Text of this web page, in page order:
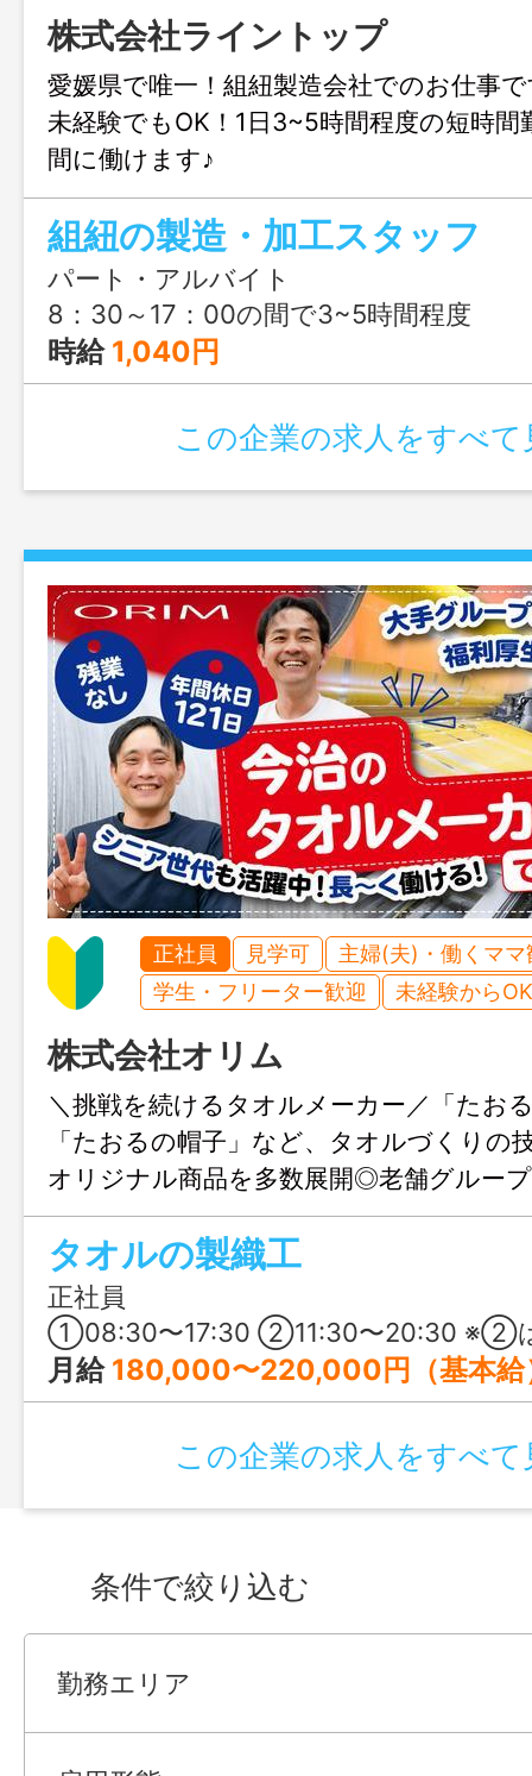
株式会社ライントップ
愛媛県で唯一！組紐製造会社でのお仕事
未経験でもOK！1日3~5時間程度の短時間
間に働けます♪
組紐の製造・加工スタッフ
パート・アルバイト
8：30～17：00の間で3~5時間程度
時給 1,040円
この企業の求人をすべて
正社員 見学可
主婦(夫)・働くママ
学生・フリーター歓迎
未経験からOK
株式会社オリム
＼挑戦を続けるタオルメーカー／「たお
「たおるの帽子」など、タオルづくりの
オリジナル商品を多数展開◎老舗グルー
基盤をもちながら、新しい商品づくりに
レンジしている企業です。年間休日121
プライベートも充実♪ものづくりに興味
ことに挑戦したい方にピッタリの職場で
タオルの製織工
正社員
①08:30〜17:30 ②11:30〜20:30 ※②は3週間に1回、シフトによる 【月平
月給 180,000〜220,000円（基本給
この企業の求人をすべて
条件で絞り込む
勤務エリア